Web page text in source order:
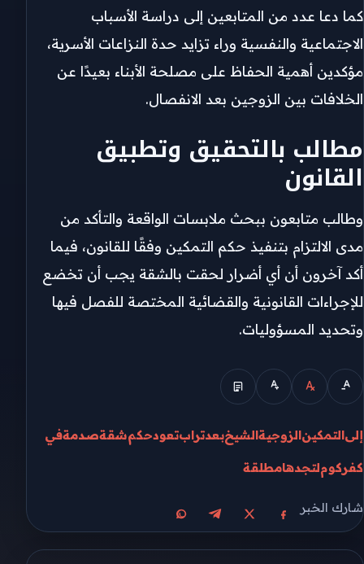
كما دعا عدد من المتابعين إلى دراسة الأسباب
الاجتماعية والنفسية وراء تزايد حدة النزاعات الأسرية،
مؤكدين أهمية الحفاظ على مصلحة الأبناء بعيدًا عن
الخلافات بين الزوجين بعد الانفصال.
مطالب بالتحقيق وتطبيق
القانون
وطالب متابعون ببحث ملابسات الواقعة والتأكد من
مدى الالتزام بتنفيذ حكم التمكين وفقًا للقانون، فيما
أكد آخرون أن أي أضرار لحقت بالشقة يجب أن تخضع
للإجراءات القانونية والقضائية المختصة للفصل فيها
وتحديد المسؤوليات.
إلىالتمكينالزوجيةالشيخبعدترابتعودحكمشقةصدمةفي
كفركوملتجدهامطلقة
شارك الخبر
مشاركة على فيسبوك
مشاركة على Xمشاركة على تيليجرام
مشاركة على واتساب